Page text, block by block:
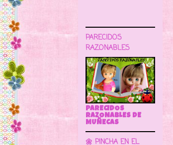
PARECIDOS
RAZONABLES
PARECIDOS
RAZONABLES DE
MUÑECAS
🌼 PINCHA EN EL